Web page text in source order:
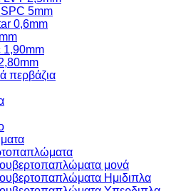
5mm
0,6mm
1,90mm
περβάζια
μονά
Ημιδιπλα